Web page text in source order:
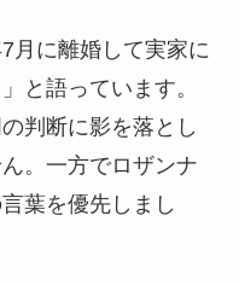
月に離婚して実家に
と語っています。
判断に影を落とし
。一方でロザンナ
葉を優先しまし